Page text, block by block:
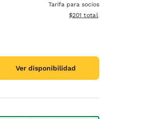
Tarifa para socios
Ver detalles del total
$201 total
Ver disponibilidad